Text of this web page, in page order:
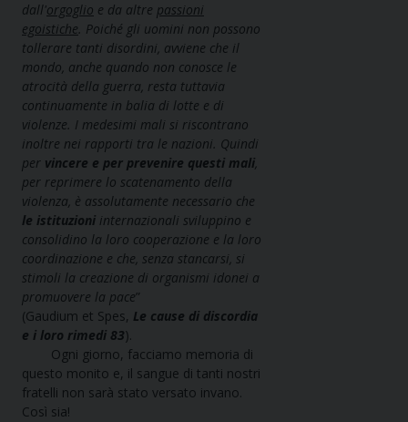
dall'orgoglio e da altre passioni
egoistiche . Poiché gli uomini non possono
tollerare tanti disordini, avviene che il
mondo, anche quando non conosce le
atrocità della guerra, resta tuttavia
continuamente in balia di lotte e di
violenze. I medesimi mali si riscontrano
inoltre nei rapporti tra le nazioni. Quindi
per vincere e per prevenire questi mali
per reprimere lo scatenamento della
violenza, è assolutamente necessario che
le istituzioni internazionali sviluppino e
consolidino la loro cooperazione e la loro
coordinazione e che, senza stancarsi, si
stimoli la creazione di organismi idonei a
promuovere la pace”
(Gaudium et Spes, Le cause di discordia
e i loro rimedi 83).
Ogni giorno, facciamo memoria di
questo monito e, il sangue di tanti nostri
fratelli non sarà stato versato invano.
Così sia!